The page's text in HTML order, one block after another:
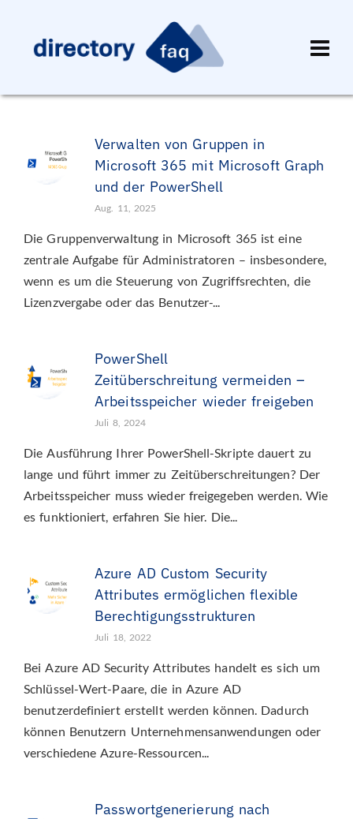
Verwalten von Gruppen in
Microsoft 365 mit Microsoft Graph
und der PowerShell
Aug. 11, 2025
Die Gruppenverwaltung in Microsoft 365 ist eine
zentrale Aufgabe für Administratoren – insbesondere,
wenn es um die Steuerung von Zugriffsrechten, die
Lizenzvergabe oder das Benutzer-...
PowerShell
Zeitüberschreitung vermeiden –
Arbeitsspeicher wieder freigeben
Juli 8, 2024
Die Ausführung Ihrer PowerShell-Skripte dauert zu
lange und führt immer zu Zeitüberschreitungen? Der
Arbeitsspeicher muss wieder freigegeben werden. Wie
es funktioniert, erfahren Sie hier. Die...
Azure AD Custom Security
Attributes ermöglichen flexible
Berechtigungsstrukturen
Juli 18, 2022
Bei Azure AD Security Attributes handelt es sich um
Schlüssel-Wert-Paare, die in Azure AD
benutzerdefiniert erstellt werden können. Dadurch
können Benutzern Unternehmensanwendungen oder
verschiedene Azure-Ressourcen...
Passwortgenerierung nach